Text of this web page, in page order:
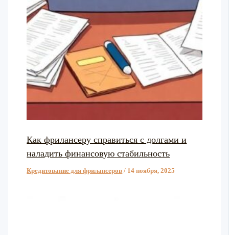
Как фрилансеру справиться с долгами и
наладить финансовую стабильность
Кредитование для фрилансеров / 14 ноября, 2025